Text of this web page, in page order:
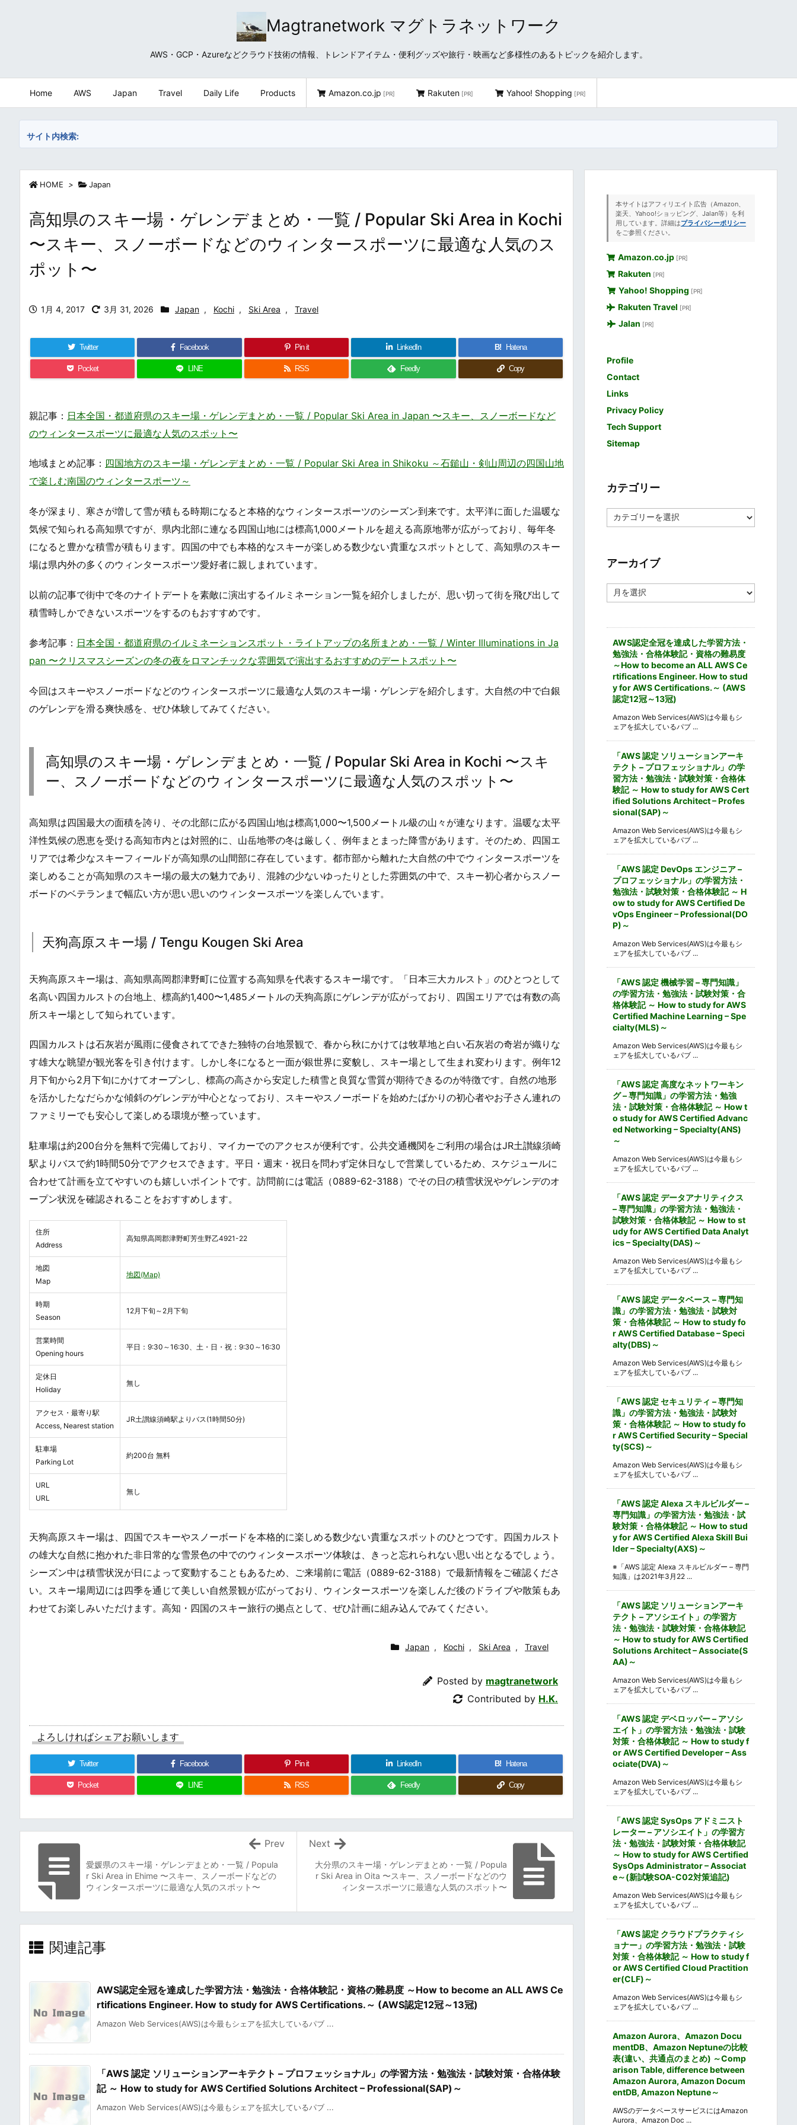
Magtranetwork マグトラネットワーク
AWS・GCP・Azureなどクラウド技術の情報、トレンドアイテム・便利グッズや旅行・映画など多様性のあるトピックを紹介します。
Home AWS Japan Travel Daily Life Products Amazon.co.jp [PR] Rakuten [PR] Yahoo! Shopping [PR]
サイト内検索:
HOME > Japan
高知県のスキー場・ゲレンデまとめ・一覧 / Popular Ski Area in Kochi
〜スキー、スノーボードなどのウィンタースポーツに最適な人気のス
ポット〜
1月 4, 2017 3月 31, 2026 Japan , Kochi , Ski Area , Travel
Twitter Facebook Pin it LinkedIn B! Hatena
Pocket LINE RSS Feedly Copy
親記事： 日本全国・都道府県のスキー場・ゲレンデまとめ・一覧 / Popular Ski Area in Japan 〜スキー、スノーボードなど
のウィンタースポーツに最適な人気のスポット〜
地域まとめ記事： 四国地方のスキー場・ゲレンデまとめ・一覧 / Popular Ski Area in Shikoku ～石鎚山・剣山周辺の四国山地
で楽しむ南国のウィンタースポーツ～
冬が深まり、寒さが増して雪が積もる時期になると本格的なウィンタースポーツのシーズン到来です。太平洋に面した温暖な
気候で知られる高知県ですが、県内北部に連なる四国山地には標高1,000メートルを超える高原地帯が広がっており、毎年冬
になると豊かな積雪が積もります。四国の中でも本格的なスキーが楽しめる数少ない貴重なスポットとして、高知県のスキー
場は県内外の多くのウィンタースポーツ愛好者に親しまれています。
以前の記事で街中で冬のナイトデートを素敵に演出するイルミネーション一覧を紹介しましたが、思い切って街を飛び出して
積雪時しかできないスポーツをするのもおすすめです。
参考記事： 日本全国・都道府県のイルミネーションスポット・ライトアップの名所まとめ・一覧 / Winter Illuminations in Ja
pan 〜クリスマスシーズンの冬の夜をロマンチックな雰囲気で演出するおすすめのデートスポット〜
今回はスキーやスノーボードなどのウィンタースポーツに最適な人気のスキー場・ゲレンデを紹介します。大自然の中で白銀
のゲレンデを滑る爽快感を、ぜひ体験してみてください。
高知県のスキー場・ゲレンデまとめ・一覧 / Popular Ski Area in Kochi 〜スキ
ー、スノーボードなどのウィンタースポーツに最適な人気のスポット〜
高知県は四国最大の面積を誇り、その北部に広がる四国山地は標高1,000〜1,500メートル級の山々が連なります。温暖な太平
洋性気候の恩恵を受ける高知市内とは対照的に、山岳地帯の冬は厳しく、例年まとまった降雪があります。そのため、四国エ
リアでは希少なスキーフィールドが高知県の山間部に存在しています。都市部から離れた大自然の中でウィンタースポーツを
楽しめることが高知県のスキー場の最大の魅力であり、混雑の少ないゆったりとした雰囲気の中で、スキー初心者からスノー
ボードのベテランまで幅広い方が思い思いのウィンタースポーツを楽しんでいます。
天狗高原スキー場 / Tengu Kougen Ski Area
天狗高原スキー場は、高知県高岡郡津野町に位置する高知県を代表するスキー場です。「日本三大カルスト」のひとつとして
名高い四国カルストの台地上、標高約1,400〜1,485メートルの天狗高原にゲレンデが広がっており、四国エリアでは有数の高
所スキー場として知られています。
四国カルストは石灰岩が風雨に侵食されてできた独特の台地景観で、春から秋にかけては牧草地と白い石灰岩の奇岩が織りな
す雄大な眺望が観光客を引き付けます。しかし冬になると一面が銀世界に変貌し、スキー場として生まれ変わります。例年12
月下旬から2月下旬にかけてオープンし、標高の高さから安定した積雪と良質な雪質が期待できるのが特徴です。自然の地形
を活かしたなだらかな傾斜のゲレンデが中心となっており、スキーやスノーボードを始めたばかりの初心者やお子さん連れの
ファミリーでも安心して楽しめる環境が整っています。
駐車場は約200台分を無料で完備しており、マイカーでのアクセスが便利です。公共交通機関をご利用の場合はJR土讃線須崎
駅よりバスで約1時間50分でアクセスできます。平日・週末・祝日を問わず定休日なしで営業しているため、スケジュールに
合わせて計画を立てやすいのも嬉しいポイントです。訪問前には電話（0889-62-3188）でその日の積雪状況やゲレンデのオ
ープン状況を確認されることをおすすめします。
住所
Address
高知県高岡郡津野町芳生野乙4921-22
地図
Map
地図(Map)
時期
Season
12月下旬～2月下旬
営業時間
Opening hours
平日：9:30～16:30、土・日・祝：9:30～16:30
定休日
Holiday
無し
アクセス・最寄り駅
Access, Nearest station
JR土讃線須崎駅よりバス(1時間50分)
駐車場
Parking Lot
約200台 無料
URL
URL
無し
天狗高原スキー場は、四国でスキーやスノーボードを本格的に楽しめる数少ない貴重なスポットのひとつです。四国カルスト
の雄大な自然に抱かれた非日常的な雪景色の中でのウィンタースポーツ体験は、きっと忘れられない思い出となるでしょう。
シーズン中は積雪状況が日によって変動することもあるため、ご来場前に電話（0889-62-3188）で最新情報をご確認くださ
い。スキー場周辺には四季を通じて美しい自然景観が広がっており、ウィンタースポーツを楽しんだ後のドライブや散策もあ
わせてお楽しみいただけます。高知・四国のスキー旅行の拠点として、ぜひ計画に組み込んでみてください。
Japan , Kochi , Ski Area , Travel
Posted by magtranetwork
Contributed by H.K.
よろしければシェアお願いします
Twitter Facebook Pin it LinkedIn B! Hatena
Pocket LINE RSS Feedly Copy
大分県のスキー場・ゲレンデまとめ・一覧 / Popula
r Ski Area in Oita 〜スキー、スノーボードなどのウ
ィンタースポーツに最適な人気のスポット〜
Next
愛媛県のスキー場・ゲレンデまとめ・一覧 / Popula
r Ski Area in Ehime 〜スキー、スノーボードなどの
ウィンタースポーツに最適な人気のスポット〜
Prev
関連記事
AWS認定全冠を達成した学習方法・勉強法・合格体験記・資格の難易度 ～How to become an ALL AWS Ce
rtifications Engineer. How to study for AWS Certifications.～ (AWS認定12冠～13冠)
Amazon Web Services(AWS)は今最もシェアを拡大しているパブ ...
「AWS 認定 ソリューションアーキテクト – プロフェッショナル」の学習方法・勉強法・試験対策・合格体験
記 ～ How to study for AWS Certified Solutions Architect – Professional(SAP)～
Amazon Web Services(AWS)は今最もシェアを拡大しているパブ ...
本サイトはアフィリエイト広告（Amazon、
楽天、Yahoo!ショッピング、Jalan等）を利
用しています。詳細はプライバシーポリシー
をご参照ください。
Amazon.co.jp [PR]
Rakuten [PR]
Yahoo! Shopping [PR]
Rakuten Travel [PR]
Jalan [PR]
Profile
Contact
Links
Privacy Policy
Tech Support
Sitemap
カテゴリー
テ
ー
アーカイブ
ー
AWS認定全冠を達成した学習方法・
勉強法・合格体験記・資格の難易度
～How to become an ALL AWS Ce
rtifications Engineer. How to stud
y for AWS Certifications.～ (AWS
認定12冠～13冠)
Amazon Web Services(AWS)は今最もシ
ェアを拡大しているパブ ...
「AWS 認定 ソリューションアーキ
テクト – プロフェッショナル」の学
習方法・勉強法・試験対策・合格体
験記 ～ How to study for AWS Cert
ified Solutions Architect – Profes
sional(SAP)～
Amazon Web Services(AWS)は今最もシ
ェアを拡大しているパブ ...
「AWS 認定 DevOps エンジニア –
プロフェッショナル」の学習方法・
勉強法・試験対策・合格体験記 ～ H
ow to study for AWS Certified De
vOps Engineer – Professional(DO
P)～
Amazon Web Services(AWS)は今最もシ
ェアを拡大しているパブ ...
「AWS 認定 機械学習 – 専門知識」
の学習方法・勉強法・試験対策・合
格体験記 ～ How to study for AWS
Certified Machine Learning – Spe
cialty(MLS)～
Amazon Web Services(AWS)は今最もシ
ェアを拡大しているパブ ...
「AWS 認定 高度なネットワーキン
グ – 専門知識」の学習方法・勉強
法・試験対策・合格体験記 ～ How t
o study for AWS Certified Advanc
ed Networking – Specialty(ANS)
～
Amazon Web Services(AWS)は今最もシ
ェアを拡大しているパブ ...
「AWS 認定 データアナリティクス
– 専門知識」の学習方法・勉強法・
試験対策・合格体験記 ～ How to st
udy for AWS Certified Data Analyt
ics – Specialty(DAS)～
Amazon Web Services(AWS)は今最もシ
ェアを拡大しているパブ ...
「AWS 認定 データベース – 専門知
識」の学習方法・勉強法・試験対
策・合格体験記 ～ How to study fo
r AWS Certified Database – Speci
alty(DBS)～
Amazon Web Services(AWS)は今最もシ
ェアを拡大しているパブ ...
「AWS 認定 セキュリティ – 専門知
識」の学習方法・勉強法・試験対
策・合格体験記 ～ How to study fo
r AWS Certified Security – Special
ty(SCS)～
Amazon Web Services(AWS)は今最もシ
ェアを拡大しているパブ ...
「AWS 認定 Alexa スキルビルダー –
専門知識」の学習方法・勉強法・試
験対策・合格体験記 ～ How to stud
y for AWS Certified Alexa Skill Bui
lder – Specialty(AXS)～
※「AWS 認定 Alexa スキルビルダー – 専門
知識」は2021年3月22 ...
「AWS 認定 ソリューションアーキ
テクト – アソシエイト」の学習方
法・勉強法・試験対策・合格体験記
～ How to study for AWS Certified
Solutions Architect – Associate(S
AA)～
Amazon Web Services(AWS)は今最もシ
ェアを拡大しているパブ ...
「AWS 認定 デベロッパー – アソシ
エイト」の学習方法・勉強法・試験
対策・合格体験記 ～ How to study f
or AWS Certified Developer – Ass
ociate(DVA)～
Amazon Web Services(AWS)は今最もシ
ェアを拡大しているパブ ...
「AWS 認定 SysOps アドミニスト
レーター – アソシエイト」の学習方
法・勉強法・試験対策・合格体験記
～ How to study for AWS Certified
SysOps Administrator – Associat
e～(新試験SOA-C02対策追記)
Amazon Web Services(AWS)は今最もシ
ェアを拡大しているパブ ...
「AWS 認定 クラウドプラクティシ
ョナー」の学習方法・勉強法・試験
対策・合格体験記 ～ How to study f
or AWS Certified Cloud Practition
er(CLF)～
Amazon Web Services(AWS)は今最もシ
ェアを拡大しているパブ ...
Amazon Aurora、Amazon Docu
mentDB、Amazon Neptuneの比較
表(違い、共通点のまとめ) ～Comp
arison Table, difference between
Amazon Aurora, Amazon Docum
entDB, Amazon Neptune～
AWSのデータベースサービスにはAmazon
Aurora、Amazon Doc ...